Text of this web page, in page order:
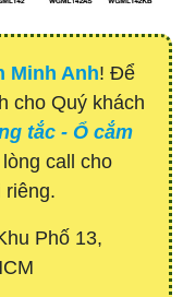
Minh Anh! Để
cho Quý khách
tắc - Ổ cắm
call cho
riêng.
Phố 13,